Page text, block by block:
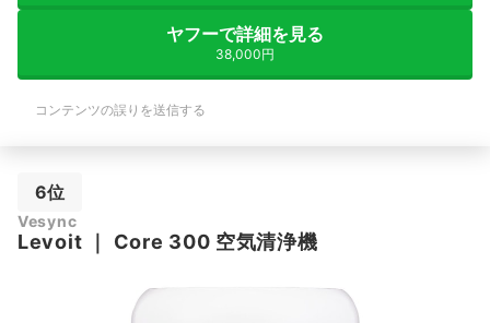
ヤフーで詳細を見る
38,000円
コンテンツの誤りを送信する
6位
Vesync
Levoit Core 300 空気清浄機